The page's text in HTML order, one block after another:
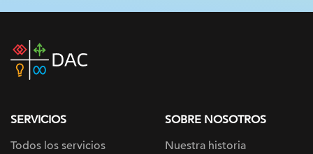
DAC
home
SERVICIOS
Todos los servicios
SOBRE NOSOTROS
Nuestra historia